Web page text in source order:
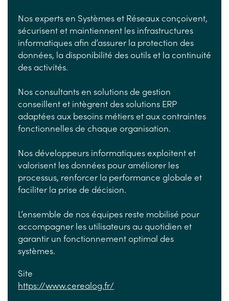
Nos experts en Systèmes et Réseaux conçoivent,
sécurisent et maintiennent les infrastructures
informatiques afin d’assurer la protection des
données, la disponibilité des outils et la continuité
des activités.
Nos consultants en solutions de gestion
conseillent et intègrent des solutions ERP
adaptées aux besoins métiers et aux contraintes
fonctionnelles de chaque organisation.
Nos développeurs informatiques exploitent et
valorisent les données pour améliorer les
processus, renforcer la performance globale et
faciliter la prise de décision.
L’ensemble de nos équipes reste mobilisé pour
accompagner les utilisateurs au quotidien et
garantir un fonctionnement optimal des
systèmes.
Site
https://www.cerealog.fr/